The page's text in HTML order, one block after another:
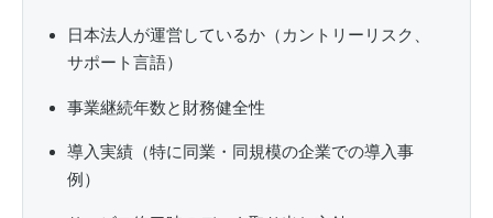
日本法人が運営しているか（カントリーリスク、
サポート言語）
事業継続年数と財務健全性
導入実績（特に同業・同規模の企業での導入事
例）